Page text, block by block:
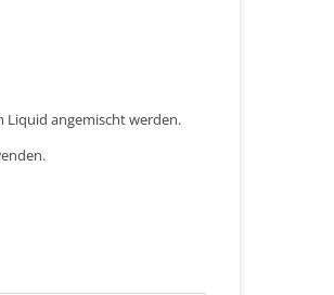
Liquid angemischt werden.